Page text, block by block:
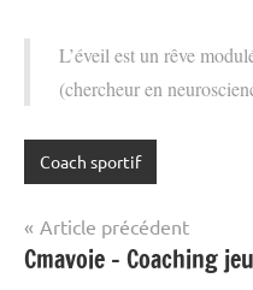
L’éveil est un rêve
(chercheur en
Coach sportif
Navigation
de
Article précédent
Cmavoie – Coaching